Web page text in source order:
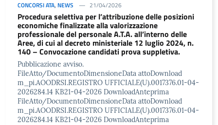
CONCORSI ATA, NEWS 21/04/2026
Procedura selettiva per l’attribuzione delle posizioni
economiche finalizzate alla valorizzazione
professionale del personale A.T.A. all’interno delle
Aree, di cui al decreto ministeriale 12 luglio 2024, n.
140 – Convocazione candidati prova suppletiva.
Pubblicazione avviso.
FileAtto/DocumentoDimensioneData attoDownload
m_pi.AOODRSI.REGISTRO UFFICIALE(U).0017376.01-04-
2026284.14 KB21-04-2026 DownloadAnteprima
FileAtto/DocumentoDimensioneData attoDownload
m_pi.AOODRSI.REGISTRO UFFICIALE(U).0017376.01-04-
2026284.14 KB21-04-2026 DownloadAnteprima